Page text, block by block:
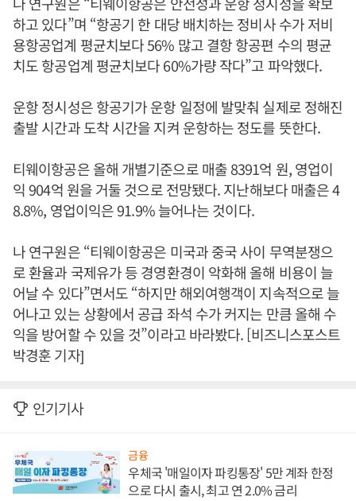
하고 있다”며 “항공기 한 대당 배치하는 정비사 수가 저비
용항공업계 평균치보다 56% 많고 결항 항공편 수의 평균
치도 항공업계 평균치보다 60%가량 작다”고 파악했다.
운항 정시성은 항공기가 운항 일정에 발맞춰 실제로 정해진
출발 시간과 도착 시간을 지켜 운항하는 정도를 뜻한다.
티웨이항공은 올해 개별기준으로 매출 8391억 원, 영업이
익 904억 원을 거둘 것으로 전망됐다. 지난해보다 매출은 4
8.8%, 영업이익은 91.9% 늘어나는 것이다.
나 연구원은 “티웨이항공은 미국과 중국 사이 무역분쟁으
로 환율과 국제유가 등 경영환경이 악화해 올해 비용이 늘
어날 수 있다”면서도 “하지만 해외여행객이 지속적으로 늘
어나고 있는 상황에서 공급 좌석 수가 커지는 만큼 올해 수
익을 방어할 수 있을 것”이라고 바라봤다. [비즈니스포스트
박경훈 기자]
인기기사
금융
우체국 '매일이자 파킹통장' 5만 계좌 한정
으로 다시 출시, 최고 연 2.0% 금리